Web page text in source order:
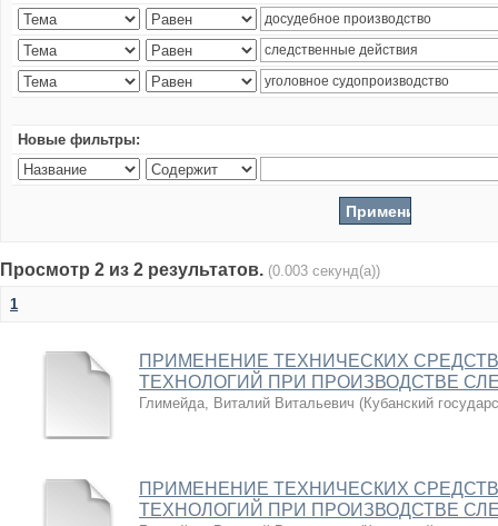
Новые фильтры:
Просмотр 2 из 2 результатов. (0.003 секунд(а))
1
ПРИМЕНЕНИЕ ТЕХНИЧЕСКИХ
ТЕХНОЛОГИЙ ПРИ ПРОИЗВОДСТВЕ
Глимейда, Виталий Витальевич (Кубанский
ПРИМЕНЕНИЕ ТЕХНИЧЕСКИХ
ТЕХНОЛОГИЙ ПРИ ПРОИЗВОДСТВЕ